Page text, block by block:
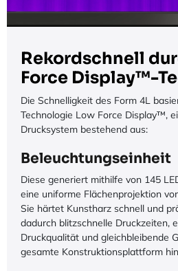
Rekordschnell
Force Display™-
Die Schnelligkeit des Form 4L
Technologie Low Force Display™,
Drucksystem bestehend aus:
Beleuchtungseinheit
Diese generiert mithilfe von 145
eine uniforme Flächenprojektion
Sie härtet Kunstharz schnell und
dadurch blitzschnelle Druckzeiten,
Druckqualität und gleichbleibende
gesamte Konstruktionsplattform